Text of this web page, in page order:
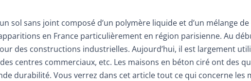
sol sans joint composé d’un polymère liquide et d’un mélange
en France particulièrement en région parisienne. Au
des constructions industrielles. Aujourd’hui, il est largement
centres commerciaux, etc. Les maisons en béton ciré ont des
durabilité. Vous verrez dans cet article tout ce qui concerne les